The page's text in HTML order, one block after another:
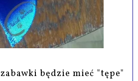
będzie mieć "tępe"